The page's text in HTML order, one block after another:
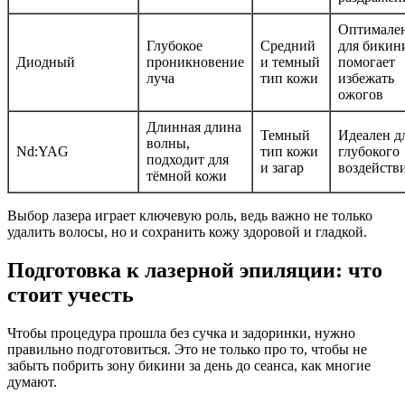
Диодный
Глубокое
проникновение
луча
Средний
и темный
тип кожи
для
помогает
избежать
ожогов
Nd:YAG
Длинная длина
волны,
подходит для
тёмной кожи
Темный
тип кожи
и загар
Идеален
глубокого
Выбор лазера играет ключевую роль, ведь важно не только
удалить волосы, но и сохранить кожу здоровой и гладкой.
Подготовка к лазерной эпиляции: что
стоит учесть
Чтобы процедура прошла без сучка и задоринки, нужно
правильно подготовиться. Это не только про то, чтобы не
забыть побрить зону бикини за день до сеанса, как многие
думают.